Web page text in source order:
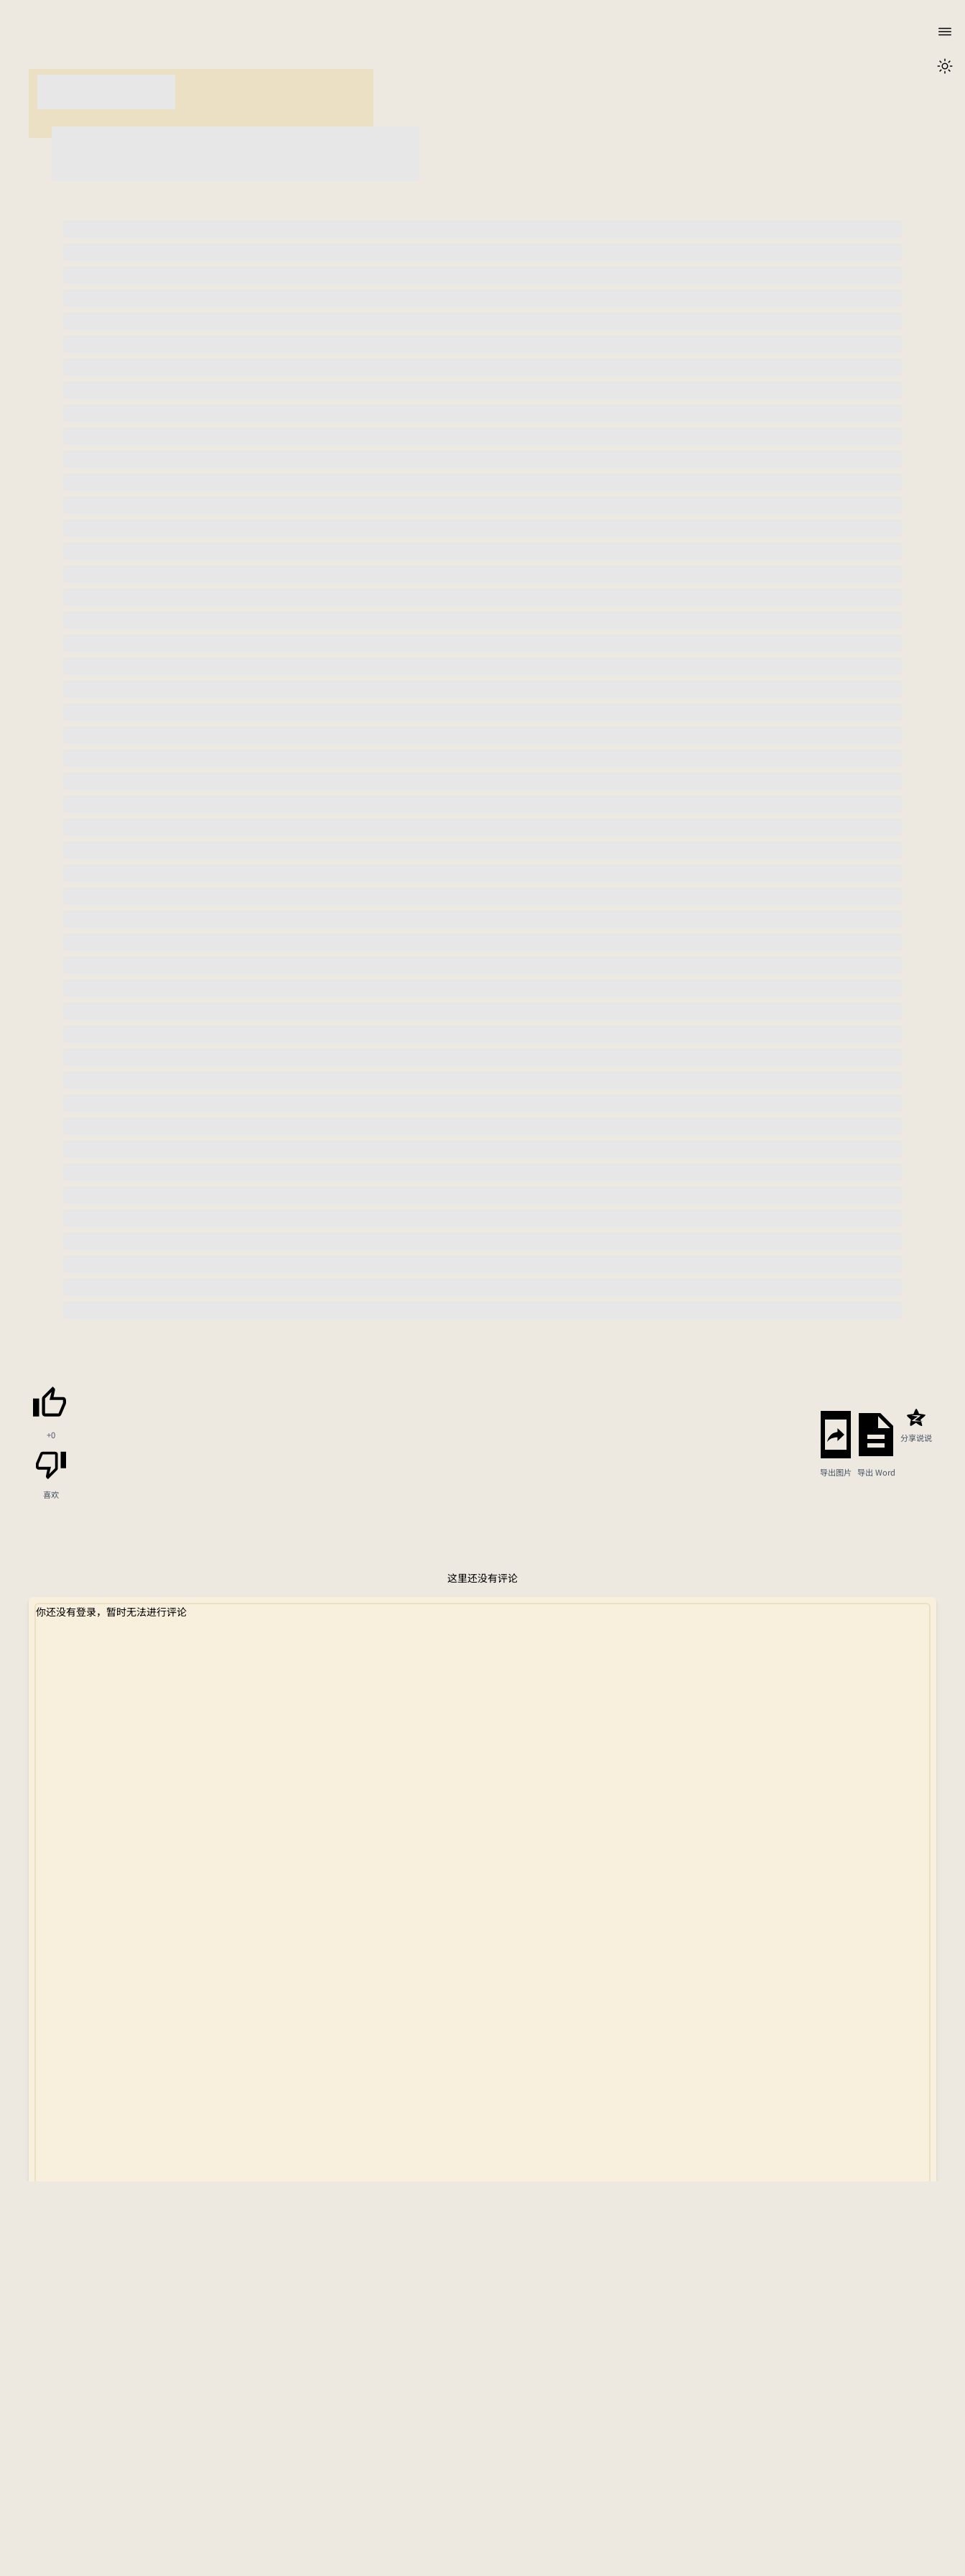
+0
喜欢
导出图片 导出 Word
分享说说
这里还没有评论
你还没有登录，暂时无法进行评论